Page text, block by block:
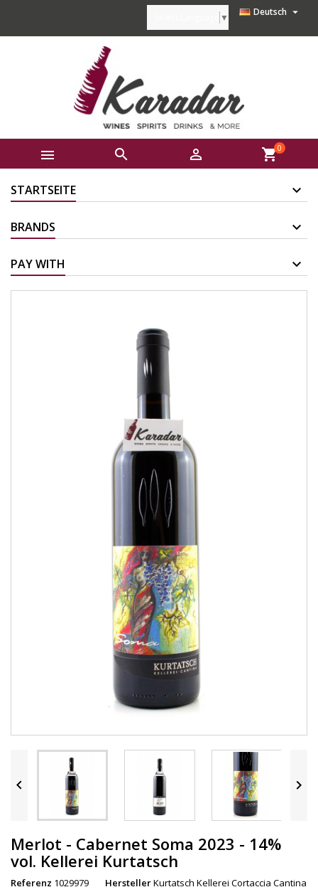
Deutsch 
▼
   shopping_cart0
STARTSEITE
BRANDS
PAY WITH
 
Merlot - Cabernet Soma 2023 - 14%
vol. Kellerei Kurtatsch
Referenz 1029979 HerstellerKurtatsch Kellerei Cortaccia Cantina